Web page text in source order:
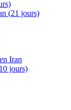
(21 jours)
Iran
jours)